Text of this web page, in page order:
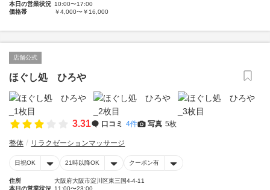
本日の営業状況 10:00〜17:00
価格帯
￥4,000〜￥16,000
店舗公式
ほぐし処 ひろや
3.31 口コミ 4件 写真 5枚
整体 リラクゼーションマッサージ
日祝OK 21時以降OK クーポン有
住所
大阪府大阪市淀川区東三国4-4-11
本日の営業状況 11:00〜23:00